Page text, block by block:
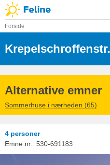
Forside
Krepelschroffenstr.
Alternative emner
Sommerhuse i nærheden (65)
4 personer
Emne nr.: 530-691183